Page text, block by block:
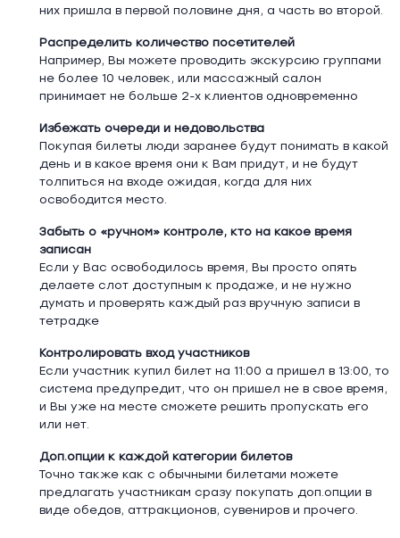
них пришла в первой половине дня, а часть во второй.
Распределить количество посетителей
Например, Вы можете проводить экскурсию группами
не более 10 человек, или массажный салон
принимает не больше 2-х клиентов одновременно
Избежать очереди и недовольства
Покупая билеты люди заранее будут понимать в какой
день и в какое время они к Вам придут, и не будут
толпиться на входе ожидая, когда для них
освободится место.
Забыть о «ручном» контроле, кто на какое время
записан
Если у Вас освободилось время, Вы просто опять
делаете слот доступным к продаже, и не нужно
думать и проверять каждый раз вручную записи в
тетрадке
Контролировать вход участников
Если участник купил билет на 11:00 а пришел в 13:00, то
система предупредит, что он пришел не в свое время,
и Вы уже на месте сможете решить пропускать его
или нет.
Доп.опции к каждой категории билетов
Точно также как с обычными билетами можете
предлагать участникам сразу покупать доп.опции в
виде обедов, аттракционов, сувениров и прочего.